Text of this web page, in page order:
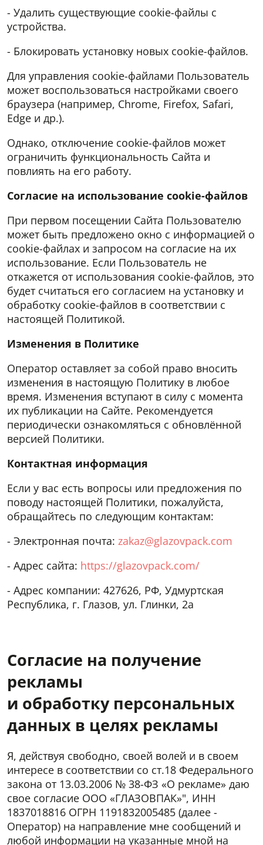
- Удалить существующие cookie-файлы с
устройства.
- Блокировать установку новых cookie-файлов.
Для управления cookie-файлами Пользователь
может воспользоваться настройками своего
браузера (например, Chrome, Firefox, Safari,
Edge и др.).
Однако, отключение cookie-файлов может
ограничить функциональность Сайта и
повлиять на его работу.
Согласие на использование cookie-файлов
При первом посещении Сайта Пользователю
может быть предложено окно с информацией о
cookie-файлах и запросом на согласие на их
использование. Если Пользователь не
откажется от использования cookie-файлов, это
будет считаться его согласием на установку и
обработку cookie-файлов в соответствии с
настоящей Политикой.
Изменения в Политике
Оператор оставляет за собой право вносить
изменения в настоящую Политику в любое
время. Изменения вступают в силу с момента
их публикации на Сайте. Рекомендуется
периодически ознакомляться с обновлённой
версией Политики.
Контактная информация
Если у вас есть вопросы или предложения по
поводу настоящей Политики, пожалуйста,
обращайтесь по следующим контактам:
- Электронная почта: zakaz@glazovpack.com
- Адрес сайта: https://glazovpack.com/
- Адрес компании: 427626, РФ, Удмуртская
Республика, г. Глазов, ул. Глинки, 2а
Согласие на получение
рекламы
и обработку персональных
данных в целях рекламы
Я, действуя свободно, своей волей и в своем
интересе в соответствии со ст.18 Федерального
закона от 13.03.2006 № 38-ФЗ «О рекламе» даю
свое согласие ООО «ГЛАЗОВПАК»", ИНН
1837018816 ОГРН 1191832005485 (далее -
Оператор) на направление мне сообщений и
любой информации на указанные мной на